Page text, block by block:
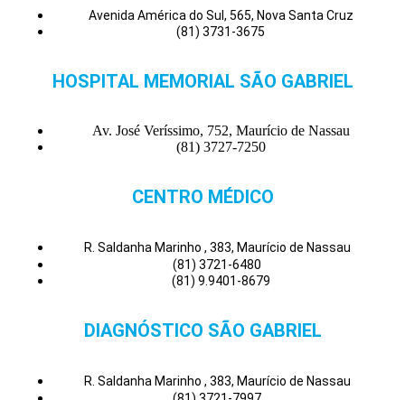
Avenida América do Sul, 565, Nova Santa Cruz
(81) 3731-3675
HOSPITAL MEMORIAL SÃO GABRIEL
Av. José Veríssimo, 752, Maurício de Nassau
(81) 3727-7250
CENTRO MÉDICO
R. Saldanha Marinho , 383, Maurício de Nassau
(81) 3721-6480
(81) 9.9401-8679
DIAGNÓSTICO SÃO GABRIEL
R. Saldanha Marinho , 383, Maurício de Nassau